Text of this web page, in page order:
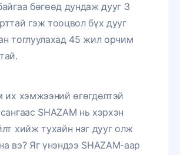
бөгөөд дундаж дууг 3
гэж тооцвол бүх дууг
тоглуулахад 45 жил орчим
их хэмжээний өгөгдөлтэй
SHAZAM нь хэрхэн
хийж тухайн нэг дууг олж
вэ? Яг үнэндээ SHAZAM-аар